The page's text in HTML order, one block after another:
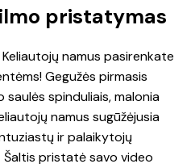
pristatymas
namus pasirenkate
Gegužės pirmasis
spinduliais, malonia
namus sugūžėjusia
ir palaikytojų
pristatė savo video